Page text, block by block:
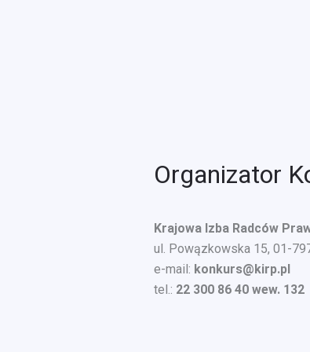
Organizator
Krajowa Izba Radców
ul. Powązkowska 15, 01-
e-mail: konkurs@kirp.pl
tel.: 22 300 86 40 wew. 132